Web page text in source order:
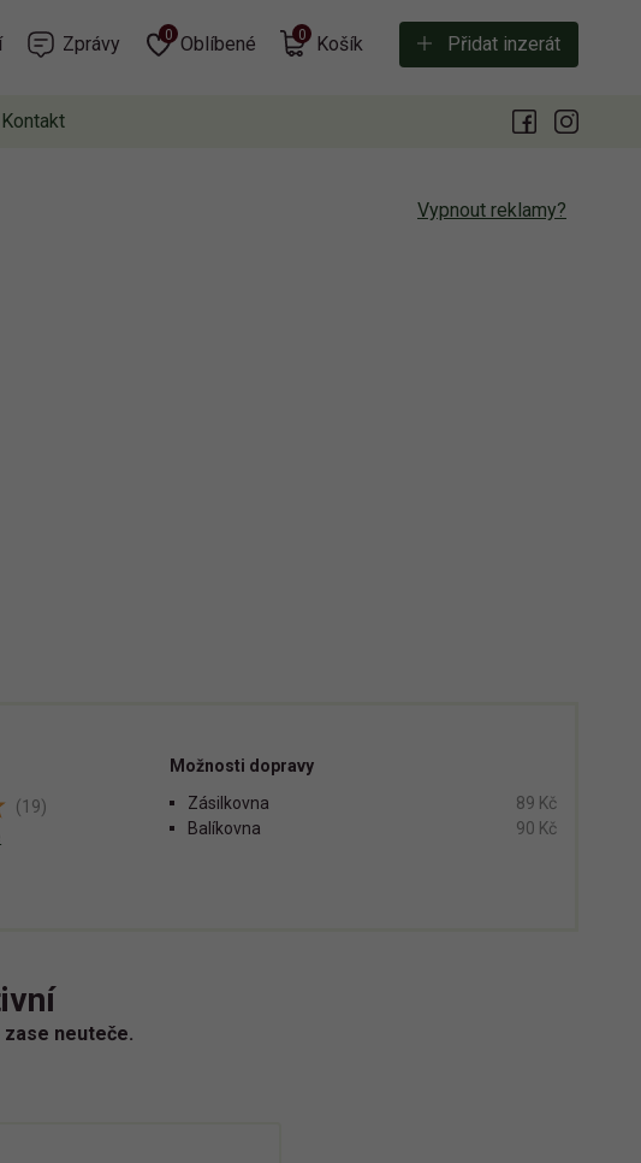
Zprávy Oblíbené
0 Košík
0 Přidat inzerát
Kontakt
Vypnout reklamy?
(19)
Možnosti dopravy
Zásilkovna
89 Kč
Balíkovna
90 Kč
neuteče.